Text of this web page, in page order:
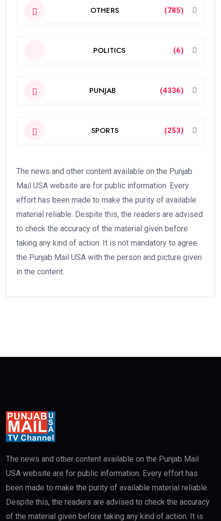
OTHERS (785)
POLITICS (6)
PUNJAB (4336)
SPORTS (253)
The news and other content available on the Punjab
Mail USA website are for public information. Every
effort has been made to make the purity of available
material reliable. Despite this, the readers are advised
to check the accuracy of the material given before
taking any kind of action. It is not mandatory to agree
the Punjab Mail USA with the person and picture given
in the content.
The news and other content available on the Punjab Mail
USA website are for public information. Every effort has
been made to make the purity of available material reliable.
Despite this, the readers are advised to check the accuracy
of the material given before taking any kind of action. It is